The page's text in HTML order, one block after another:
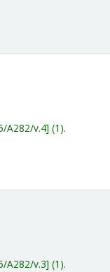
A282/v.4 (1).
A282/v.3 (1).